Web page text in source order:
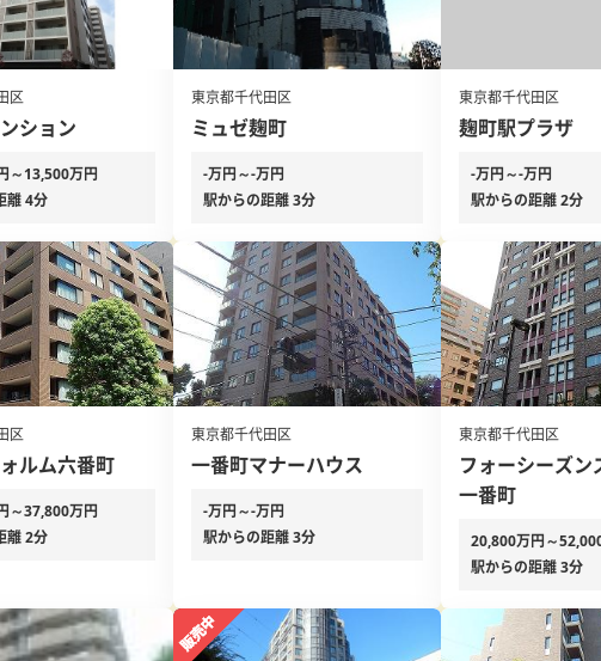
区
ション
～13,500万円
離 4分
東京都千代田区
ミュゼ麹町
-万円～-万円
駅からの距離 3分
東京都千代田区
麹町駅プラザ
-万円～-万円
駅からの距離 2分
区
ルム六番町
～37,800万円
離 2分
東京都千代田区
一番町マナーハウス
-万円～-万円
駅からの距離 3分
東京都千代田区
フォーシーズン
一番町
20,800万円～
駅からの距離 3分